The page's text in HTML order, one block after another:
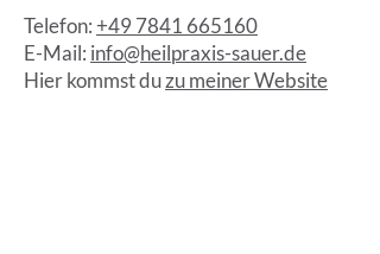
Telefon:+49 7841 665160
E-Mail: info@heilpraxis-sauer.de
Hier kommst duzu meiner Website